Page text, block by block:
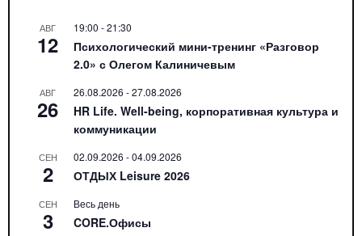
АВГ
12
19:00 -21:30
Психологический мини-тренинг «Разговор
2.0» с Олегом Калиничевым
АВГ
26
26.08.2026 -27.08.2026
HR Life. Well-being, корпоративная культура и
коммуникации
СЕН
2
02.09.2026 -04.09.2026
ОТДЫХ Leisure 2026
СЕН
3
Весь день
CORE.Офисы